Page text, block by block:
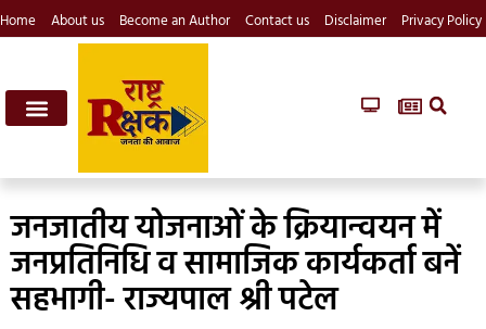
Home About us Become an Author Contact us Disclaimer Privacy Policy
जनजातीय योजनाओं के क्रियान्वयन में
जनप्रतिनिधि व सामाजिक कार्यकर्ता बनें
सहभागी- राज्यपाल श्री पटेल